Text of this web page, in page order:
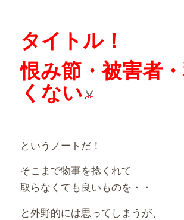
タイトル！
恨み節・被害者
くない
というノートだ！
そこまで物事を捻くれて
取らなくても良いものを・・
と外野的には思ってしまうが、